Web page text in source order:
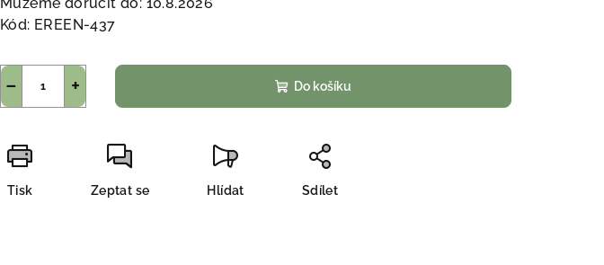
Kód: EREEN-437
+
− Do košíku
Tisk Zeptat se Hlídat Sdílet